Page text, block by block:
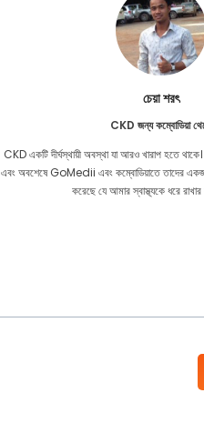
চেয়া শরৎ
CKD জন্য কম্বোডিয়া
CKD একটি দীর্ঘস্থায়ী অবস্থা যা আরও খারাপ হতে থাকে।
এবং অবশেষে GoMedii এবং কম্বোডিয়াতে তাদের
করেছে যে আমার স্বাস্থ্যকে ধরে